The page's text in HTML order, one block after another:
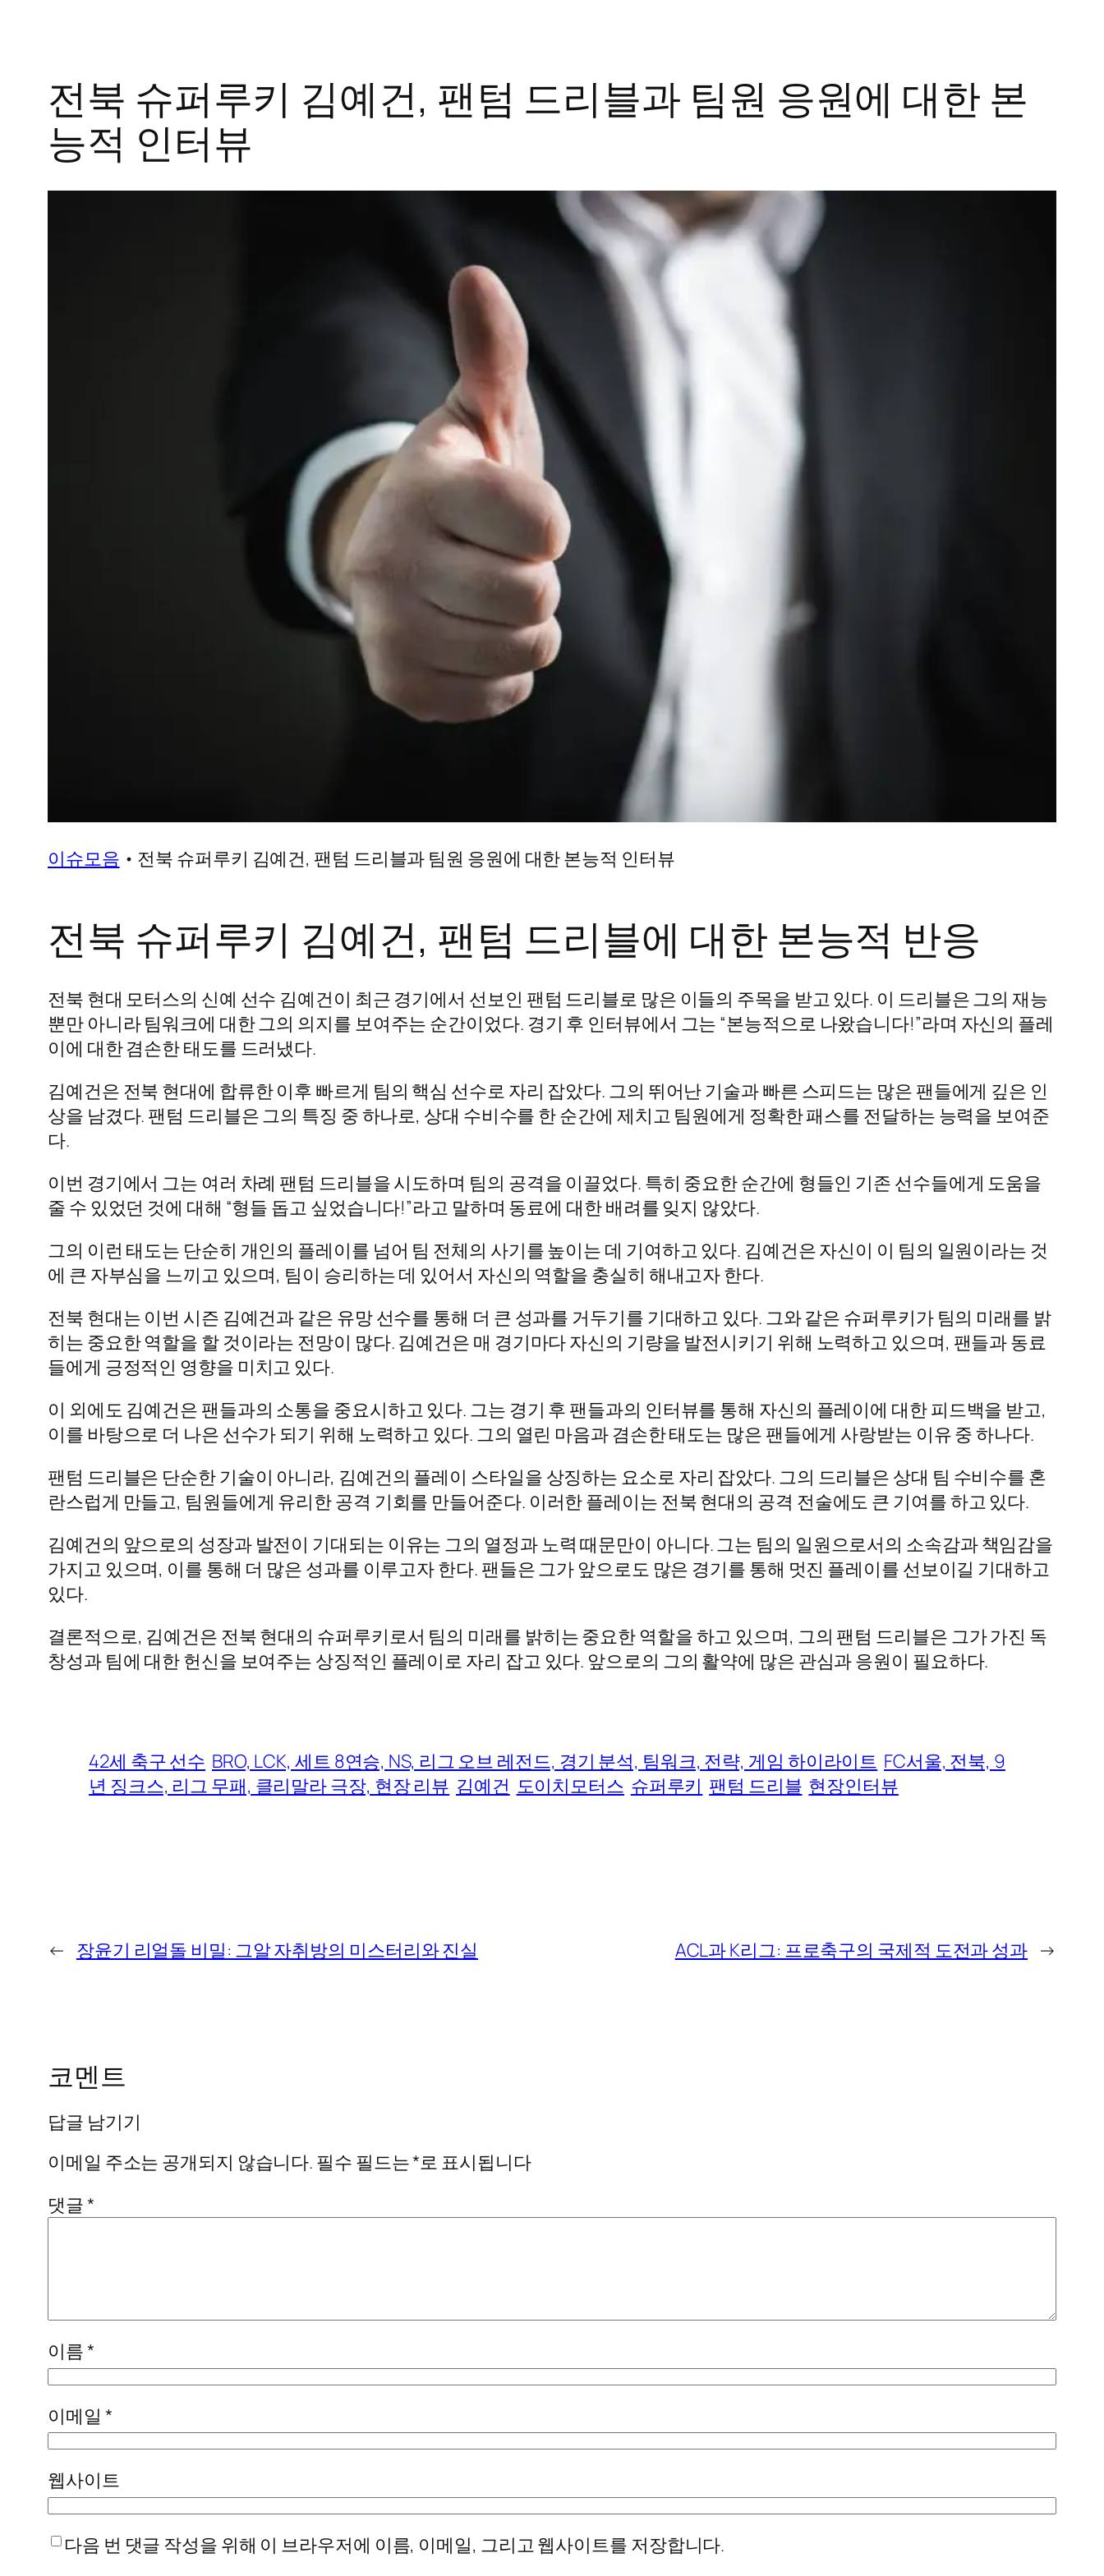
전북 슈퍼루키 김예건, 팬텀 드리블과 팀원 응원에 대한 본
능적 인터뷰
이슈모음 • 전북 슈퍼루키 김예건, 팬텀 드리블과 팀원 응원에 대한 본능적 인터뷰
전북 슈퍼루키 김예건, 팬텀 드리블에 대한 본능적 반응
전북 현대 모터스의 신예 선수 김예건이 최근 경기에서 선보인 팬텀 드리블로 많은 이들의 주목을 받고 있다. 이 드리블은 그의 재능
뿐만 아니라 팀워크에 대한 그의 의지를 보여주는 순간이었다. 경기 후 인터뷰에서 그는 “본능적으로 나왔습니다!”라며 자신의 플레
이에 대한 겸손한 태도를 드러냈다.
김예건은 전북 현대에 합류한 이후 빠르게 팀의 핵심 선수로 자리 잡았다. 그의 뛰어난 기술과 빠른 스피드는 많은 팬들에게 깊은 인
상을 남겼다. 팬텀 드리블은 그의 특징 중 하나로, 상대 수비수를 한 순간에 제치고 팀원에게 정확한 패스를 전달하는 능력을 보여준
다.
이번 경기에서 그는 여러 차례 팬텀 드리블을 시도하며 팀의 공격을 이끌었다. 특히 중요한 순간에 형들인 기존 선수들에게 도움을
줄 수 있었던 것에 대해 “형들 돕고 싶었습니다!”라고 말하며 동료에 대한 배려를 잊지 않았다.
그의 이런 태도는 단순히 개인의 플레이를 넘어 팀 전체의 사기를 높이는 데 기여하고 있다. 김예건은 자신이 이 팀의 일원이라는 것
에 큰 자부심을 느끼고 있으며, 팀이 승리하는 데 있어서 자신의 역할을 충실히 해내고자 한다.
전북 현대는 이번 시즌 김예건과 같은 유망 선수를 통해 더 큰 성과를 거두기를 기대하고 있다. 그와 같은 슈퍼루키가 팀의 미래를 밝
히는 중요한 역할을 할 것이라는 전망이 많다. 김예건은 매 경기마다 자신의 기량을 발전시키기 위해 노력하고 있으며, 팬들과 동료
들에게 긍정적인 영향을 미치고 있다.
이 외에도 김예건은 팬들과의 소통을 중요시하고 있다. 그는 경기 후 팬들과의 인터뷰를 통해 자신의 플레이에 대한 피드백을 받고,
이를 바탕으로 더 나은 선수가 되기 위해 노력하고 있다. 그의 열린 마음과 겸손한 태도는 많은 팬들에게 사랑받는 이유 중 하나다.
팬텀 드리블은 단순한 기술이 아니라, 김예건의 플레이 스타일을 상징하는 요소로 자리 잡았다. 그의 드리블은 상대 팀 수비수를 혼
란스럽게 만들고, 팀원들에게 유리한 공격 기회를 만들어준다. 이러한 플레이는 전북 현대의 공격 전술에도 큰 기여를 하고 있다.
김예건의 앞으로의 성장과 발전이 기대되는 이유는 그의 열정과 노력 때문만이 아니다. 그는 팀의 일원으로서의 소속감과 책임감을
가지고 있으며, 이를 통해 더 많은 성과를 이루고자 한다. 팬들은 그가 앞으로도 많은 경기를 통해 멋진 플레이를 선보이길 기대하고
있다.
결론적으로, 김예건은 전북 현대의 슈퍼루키로서 팀의 미래를 밝히는 중요한 역할을 하고 있으며, 그의 팬텀 드리블은 그가 가진 독
창성과 팀에 대한 헌신을 보여주는 상징적인 플레이로 자리 잡고 있다. 앞으로의 그의 활약에 많은 관심과 응원이 필요하다.
42세 축구 선수 BRO, LCK, 세트 8연승, NS, 리그 오브 레전드, 경기 분석, 팀워크, 전략, 게임 하이라이트 FC서울, 전북, 9
년 징크스, 리그 무패, 클리말라 극장, 현장 리뷰 김예건 도이치모터스 슈퍼루키 팬텀 드리블 현장인터뷰
← 장윤기 리얼돌 비밀: 그알 자취방의 미스터리와 진실 ACL과 K리그: 프로축구의 국제적 도전과 성과 →
코멘트
답글 남기기
이메일 주소는 공개되지 않습니다. 필수 필드는*로 표시됩니다
댓글*
이름*
이메일 *
웹사이트
다음 번 댓글 작성을 위해 이 브라우저에 이름, 이메일, 그리고 웹사이트를 저장합니다.